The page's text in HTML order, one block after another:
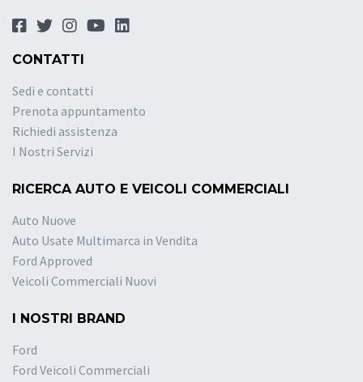
CONTATTI
Sedi e contatti
Prenota appuntamento
Richiedi assistenza
I Nostri Servizi
RICERCA AUTO E VEICOLI COMMERCIALI
Auto Nuove
Auto Usate Multimarca in Vendita
Ford Approved
Veicoli Commerciali Nuovi
I NOSTRI BRAND
Ford
Ford Veicoli Commerciali